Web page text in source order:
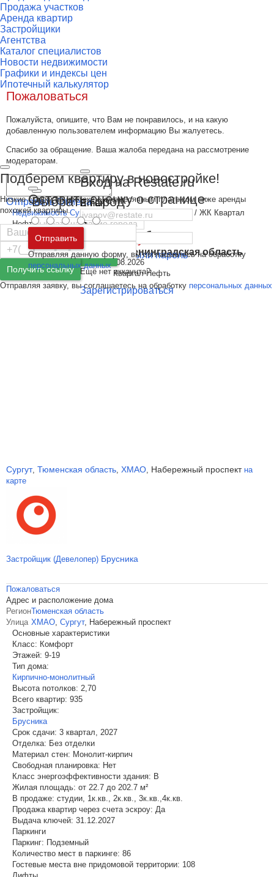
Продажа участков
Аренда квартир
Застройщики
Агентства
Каталог специалистов
Новости недвижимости
Графики и индексы цен
Ипотечный калькулятор
Выбрать город
Москва и
Московская область
Санкт-Петербург иЛенинградская область
Вход на Restate.ru
Email
Пароль
Войти Забыли пароль
Ещё нет аккаунта?
Зарегистрироваться
Пожаловаться
Пожалуйста, опишите, что Вам не понравилось, и на какую
добавленную пользователем информацию Вы жалуетесь.
Спасибо за обращение. Ваша жалоба передана на рассмотрение
модераторам.
Отправить Отмена
Недвижимость Сургута/Новостройки в Сургуте / ЖК Квартал
Нефть
ЖК Квартал Нефть, Брусника
24 с 01.09.2025, обновлен 04.08.2026
Сургут, Тюменская область, ХМАО, Набережный проспект на
карте
Застройщик (Девелопер) Брусника
Пожаловаться
Адрес и расположение дома
РегионТюменская область
Улица ХМАО, Сургут, Набережный проспект
Основные характеристики
Класс: Комфорт
Этажей: 9-19
Тип дома:
Кирпично-монолитный
Высота потолков: 2,70
Всего квартир: 935
Застройщик:
Брусника
Срок сдачи: 3 квартал, 2027
Отделка: Без отделки
Материал стен: Монолит-кирпич
Свободная планировка: Нет
Класс энергоэффективности здания: B
Жилая площадь: от 22.7 до 202.7 м²
В продаже: студии, 1к.кв., 2к.кв., 3к.кв.,4к.кв.
Продажа квартир через счета эскроу: Да
Выдача ключей: 31.12.2027
Паркинги
Паркинг: Подземный
Количество мест в паркинге: 86
Гостевые места вне придомовой территории: 108
Подберем квартиру в новостройке!
Низкие ставки по ипотеке с ежемесячным платежом ниже аренды
похожей квартиры.
Получить ссылку
Отправляя заявку, вы соглашаетесь на обработку персональных данных
Оставить оценку о странице
Отправить
Отправляя данную форму, вы соглашаетесь на обработку
персональных данных